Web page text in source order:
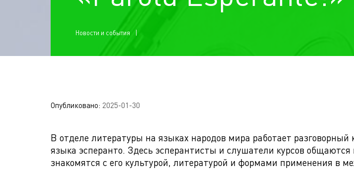
Новости и события
Опубликовано: 2025-01-30
В отделе литературы на языках народов мира работает разговорный
языка эсперанто. Здесь эсперантисты и слушатели курсов
знакомятся с его культурой, литературой и формами применения в